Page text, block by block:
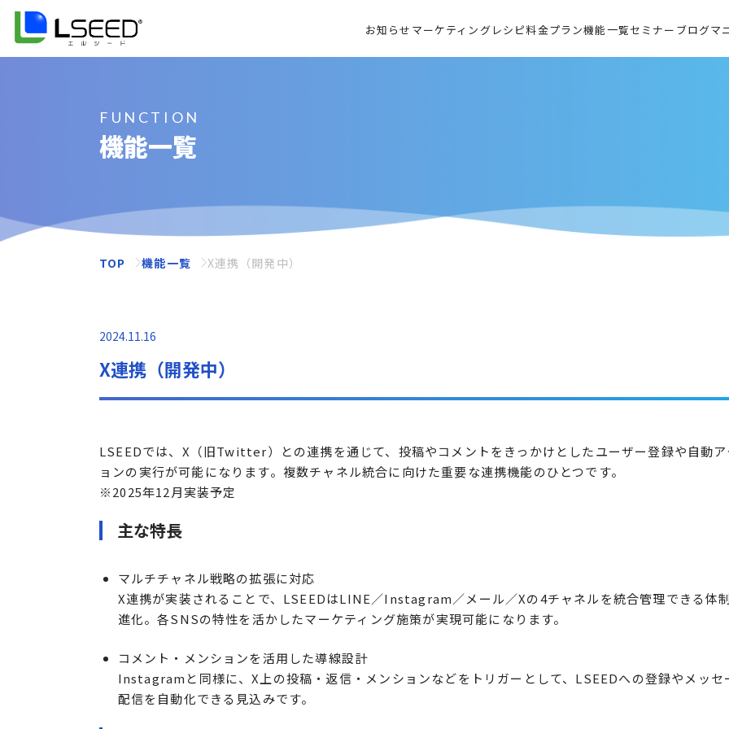
お知らせ マーケティングレシピ料金プラン機能一覧セミナー ブログマ
FUNCTION
機能一覧
TOP 機能一覧 X連携（開発中）
2024.11.16
X連携（開発中）
LSEEDでは、X（旧Twitter）との連携を通じて、投稿やコメントをきっかけとしたユーザー登録や自動ア
ョンの実行が可能になります。複数チャネル統合に向けた重要な連携機能のひとつです。
※2025年12月実装予定
主な特長
マルチチャネル戦略の拡張に対応
X連携が実装されることで、LSEEDはLINE／Instagram／メール／Xの4チャネルを統合管理できる体
進化。各SNSの特性を活かしたマーケティング施策が実現可能になります。
コメント・メンションを活用した導線設計
Instagramと同様に、X上の投稿・返信・メンションなどをトリガーとして、LSEEDへの登録やメッセ
配信を自動化できる見込みです。